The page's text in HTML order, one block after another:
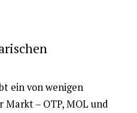
ein von wenigen
– OTP, MOL und